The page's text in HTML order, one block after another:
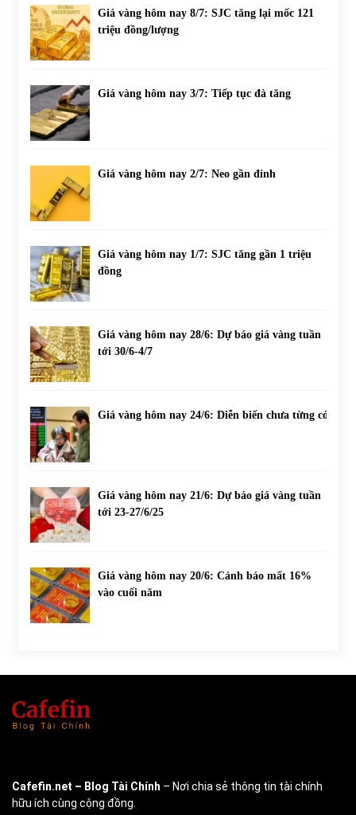
Giá vàng hôm nay 8/7: SJC tăng lại mốc 121
triệu đồng/lượng
Giá vàng hôm nay 3/7: Tiếp tục đà tăng
Giá vàng hôm nay 2/7: Neo gần đỉnh
Giá vàng hôm nay 1/7: SJC tăng gần 1 triệu
đồng
Giá vàng hôm nay 28/6: Dự báo giá vàng tuần
tới 30/6-4/7
Giá vàng hôm nay 24/6: Diễn biến chưa từng có
Giá vàng hôm nay 21/6: Dự báo giá vàng tuần
tới 23-27/6/25
Giá vàng hôm nay 20/6: Cảnh báo mất 16%
vào cuối năm
Cafefin.net – Blog Tài Chính – Nơi chia sẻ thông tin tài chính
hữu ích cùng cộng đồng.